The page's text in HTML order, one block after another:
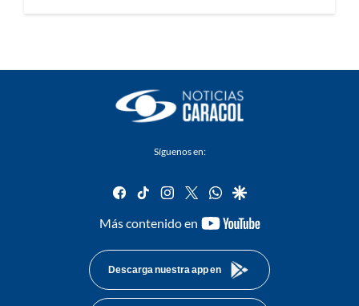
Síguenos en:
facebook
tiktok instagram
twitterwhatsapp
google
Más contenido en
youtube-
Descarga nuestra app en